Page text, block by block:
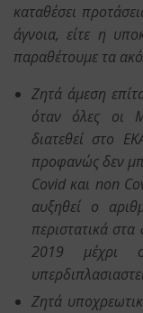
καταθέσει
άγνοια, είτε η
παραθέτουμε τα
Ζητά άμεση
όταν όλες οι
διατεθεί στο
προφανώς δεν
Covid και non
αυξηθεί ο
περιστατικά
2019 μέχρι
Ζητά